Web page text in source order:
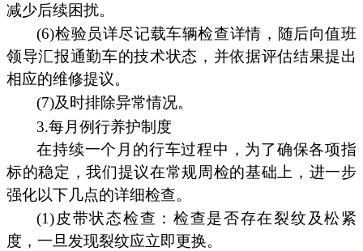
减少后续困扰。
(6)检验员详尽记载车辆检查详情，随后向值班
领导汇报通勤车的技术状态，并依据评估结果提出
相应的维修提议。
(7)及时排除异常情况。
3.每月例行养护制度
在持续一个月的行车过程中，为了确保各项指
标的稳定，我们提议在常规周检的基础上，进一步
强化以下几点的详细检查。
(1)皮带状态检查：检查是否存在裂纹及松紧
度，一旦发现裂纹应立即更换。